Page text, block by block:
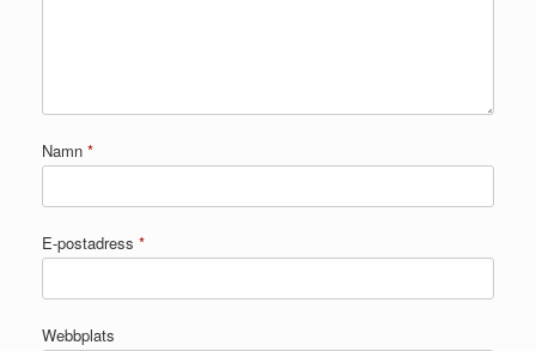
Namn *
E-postadress *
Webbplats